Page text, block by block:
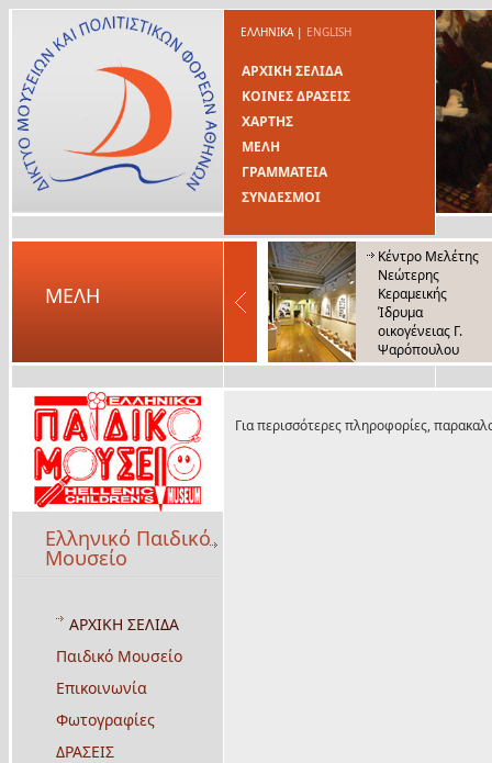
ΕΛΛΗΝΙΚΑ| ENGLISH
ΑΡΧΙΚΗ ΣΕΛΙΔΑ
ΚΟΙΝΕΣ ΔΡΑΣΕΙΣ
ΧΑΡΤΗΣ
ΜΕΛΗ
ΓΡΑΜΜΑΤΕΙΑ
ΣΥΝΔΕΣΜΟΙ
ΜΕΛΗ
Κέντρο Μελέτης
Νεώτερης
Κεραμεικής
Ίδρυμα
οικογένειας Γ.
Ψαρόπουλου
Παράδοσης
Ελληνικό Παιδικό
Μουσείο
ΑΡΧΙΚΗ ΣΕΛΙΔΑ
Παιδικό Μουσείο
Επικοινωνία
Φωτογραφίες
ΔΡΑΣΕΙΣ
Για περισσότερες πληροφορίες,